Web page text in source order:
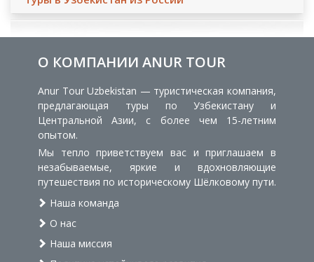
О КОМПАНИИ ANUR TOUR
Anur Tour Uzbekistan — туристическая компания,
предлагающая туры по Узбекистану и
Центральной Азии, с более чем 15-летним
опытом.
Мы тепло приветствуем вас и приглашаем в
незабываемые, яркие и вдохновляющие
путешествия по историческому Шёлковому пути.
Наша команда
О нас
Наша миссия